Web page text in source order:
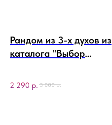
Рандом из 3-х духов из
каталога "Выбор
2 290 р. 3 000 р.